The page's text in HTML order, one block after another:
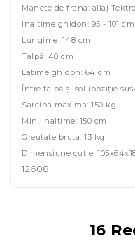
Manete de frana: aliaj Tektro
Inaltime ghidon: 95 - 101 cm
Lungime: 148 cm
Talpă: 40 cm
Latime ghidon: 64 cm
Între talpă și sol (poziție
Sarcina maxima: 150 kg
Min. inaltime: 150 cm
Greutate bruta: 13 kg
Dimensiune cutie:
12608
16